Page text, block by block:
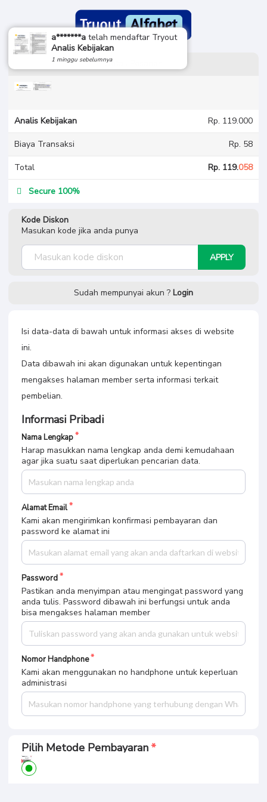
Detail Pesanan
Analis Kebijakan Rp. 119.000
Biaya Transaksi Rp. 58
Total Rp. 119.058
Secure 100%
Kode Diskon
Masukan kode jika anda punya
APPLY
Sudah mempunyai akun ? Login
Isi data-data di bawah untuk informasi akses di website
ini.
Data dibawah ini akan digunakan untuk kepentingan
mengakses halaman member serta informasi terkait
pembelian.
Informasi Pribadi
Nama Lengkap
Harap masukkan nama lengkap anda demi kemudahaan
agar jika suatu saat diperlukan pencarian data.
Alamat Email
Kami akan mengirimkan konfirmasi pembayaran dan
password ke alamat ini
Password
Pastikan anda menyimpan atau mengingat password yang
anda tulis. Password dibawah ini berfungsi untuk anda
bisa mengakses halaman member
Nomor Handphone
Kami akan menggunakan no handphone untuk keperluan
administrasi
Pilih Metode Pembayaran
a*******a telah mendaftar Tryout
Analis Kebijakan
1 minggu sebelumnya